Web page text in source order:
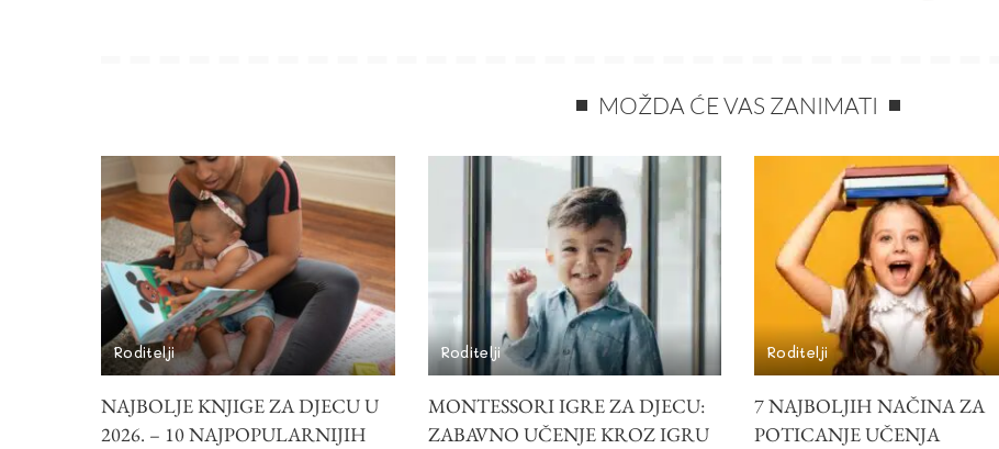
MOŽDA ĆE VAS ZANIMATI
Roditelji
NAJBOLJE KNJIGE ZA DJECU U
2026. – 10 NAJPOPULARNIJIH
Roditelji
MONTESSORI IGRE ZA DJECU:
ZABAVNO UČENJE KROZ IGRU
Roditelji
7 NAJBOLJIH NAČINA ZA
POTICANJE UČENJA